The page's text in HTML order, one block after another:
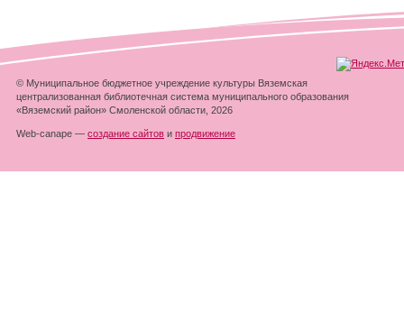
© Муниципальное бюджетное учреждение культуры Вяземская
централизованная библиотечная система муниципального образования
«Вяземский район» Смоленской области, 2026
Web-canape — создание сайтов и продвижение